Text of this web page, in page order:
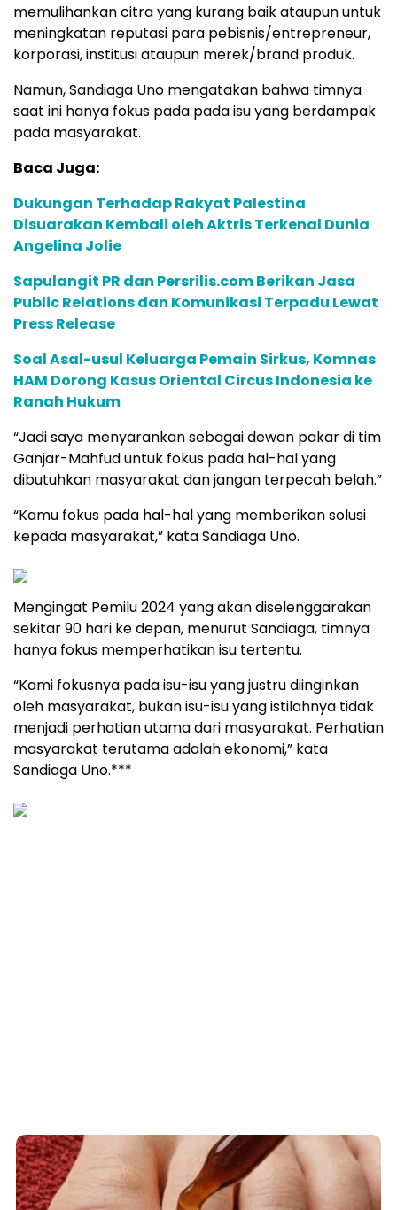
memulihankan citra yang kurang baik ataupun untuk
meningkatan reputasi para pebisnis/entrepreneur,
korporasi, institusi ataupun merek/brand produk.
Namun, Sandiaga Uno mengatakan bahwa timnya
saat ini hanya fokus pada pada isu yang berdampak
pada masyarakat.
Baca Juga:
Dukungan Terhadap Rakyat Palestina
Disuarakan Kembali oleh Aktris Terkenal Dunia
Angelina Jolie
Sapulangit PR dan Persrilis.com Berikan Jasa
Public Relations dan Komunikasi Terpadu Lewat
Press Release
Soal Asal-usul Keluarga Pemain Sirkus, Komnas
HAM Dorong Kasus Oriental Circus Indonesia ke
Ranah Hukum
“Jadi saya menyarankan sebagai dewan pakar di tim
Ganjar-Mahfud untuk fokus pada hal-hal yang
dibutuhkan masyarakat dan jangan terpecah belah.”
“Kamu fokus pada hal-hal yang memberikan solusi
kepada masyarakat,” kata Sandiaga Uno.
Mengingat Pemilu 2024 yang akan diselenggarakan
sekitar 90 hari ke depan, menurut Sandiaga, timnya
hanya fokus memperhatikan isu tertentu.
“Kami fokusnya pada isu-isu yang justru diinginkan
oleh masyarakat, bukan isu-isu yang istilahnya tidak
menjadi perhatian utama dari masyarakat. Perhatian
masyarakat terutama adalah ekonomi,” kata
Sandiaga Uno.***